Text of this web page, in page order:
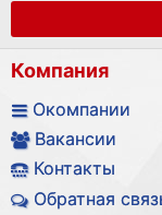
Компания
Окомпании
Вакансии
Контакты
Обратная